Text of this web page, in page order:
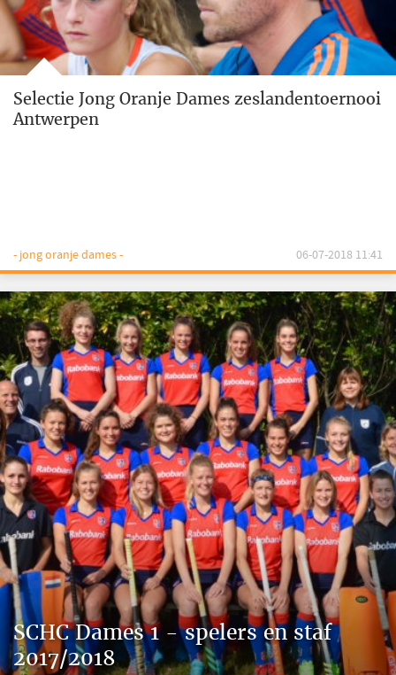
Selectie Jong Oranje Dames zeslandentoernooi
Antwerpen
- jong oranje dames - 06-07-2018 11:41
SCHC Dames 1 - spelers en staf
2017/2018